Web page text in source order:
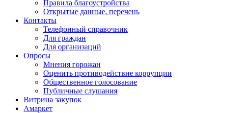
Правила благоустройства
Открытые данные, перечень
Контакты
Телефонный справочник
Для граждан
Для организаций
Опросы
Мнения горожан
Оценить противодействие коррупции
Общественное голосование
Публичные слушания
Витрина закупок
Амаркет